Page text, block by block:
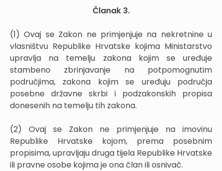
Članak 3.
(1) Ovaj se Zakon ne primjenjuje na nekretnine u
vlasništvu Republike Hrvatske kojima Ministarstvo
upravlja na temelju zakona kojim se uređuje
stambeno zbrinjavanje na potpomognutim
područjima, zakona kojim se uređuju područja
posebne državne skrbi i podzakonskih propisa
donesenih na temelju tih zakona.
(2) Ovaj se Zakon ne primjenjuje na imovinu
Republike Hrvatske kojom, prema posebnim
propisima, upravljaju druga tijela Republike Hrvatske
ili pravne osobe kojima je ona član ili osnivač.